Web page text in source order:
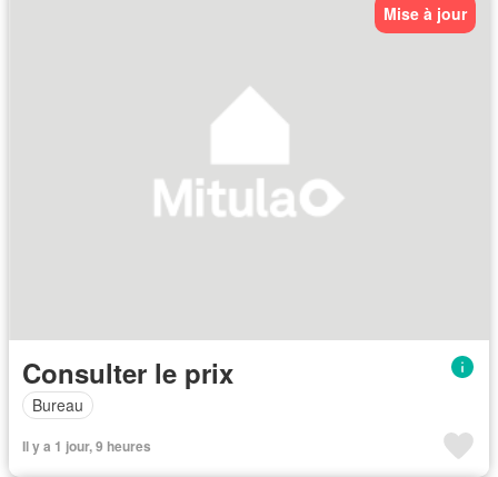
Mise à jour
Consulter le prix
Bureau
Il y a 1 jour, 9 heures